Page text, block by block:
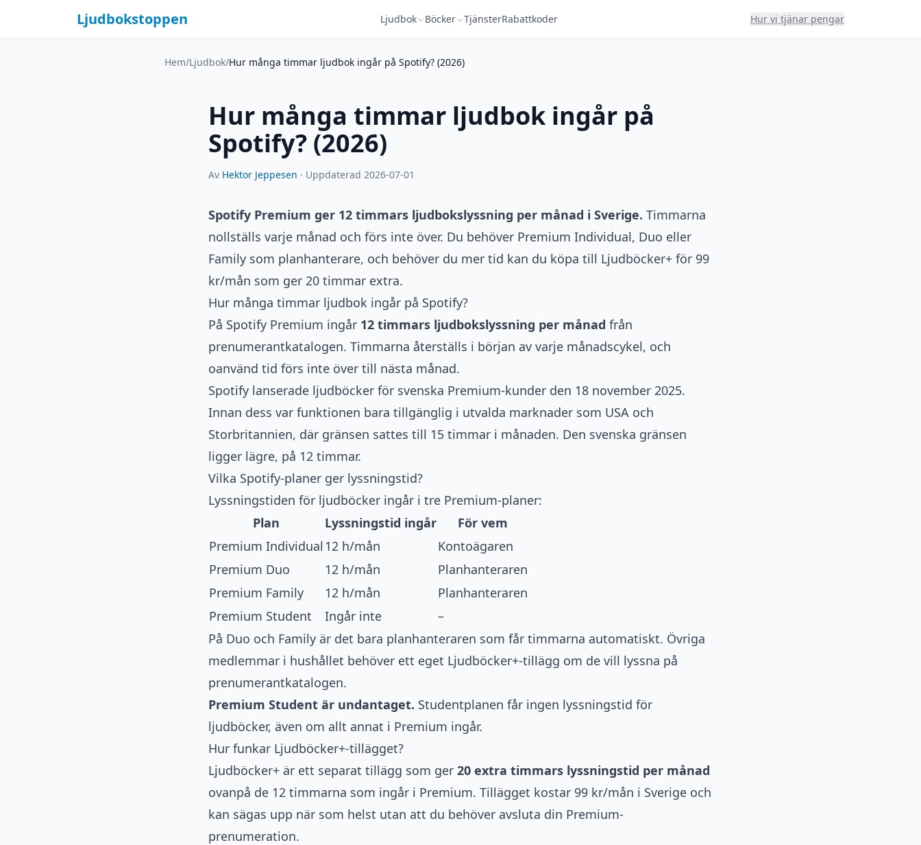
Ljudbokstoppen Ljudbok Böcker TjänsterRabattkoder Hur vi tjänar pengar
Hem/Ljudbok/Hur många timmar ljudbok ingår på Spotify? (2026)
Hur många timmar ljudbok ingår på
Spotify? (2026)
Av Hektor Jeppesen · Uppdaterad 2026-07-01
Spotify Premium ger 12 timmars ljudbokslyssning per månad i Sverige. Timmarna
nollställs varje månad och förs inte över. Du behöver Premium Individual, Duo eller
Family som planhanterare, och behöver du mer tid kan du köpa till Ljudböcker+ för 99
kr/mån som ger 20 timmar extra.
Hur många timmar ljudbok ingår på Spotify?
På Spotify Premium ingår 12 timmars ljudbokslyssning per månad från
prenumerantkatalogen. Timmarna återställs i början av varje månadscykel, och
oanvänd tid förs inte över till nästa månad.
Spotify lanserade ljudböcker för svenska Premium-kunder den 18 november 2025.
Innan dess var funktionen bara tillgänglig i utvalda marknader som USA och
Storbritannien, där gränsen sattes till 15 timmar i månaden. Den svenska gränsen
ligger lägre, på 12 timmar.
Vilka Spotify-planer ger lyssningstid?
Lyssningstiden för ljudböcker ingår i tre Premium-planer:
Plan
Lyssningstid ingår
För vem
Premium Individual 12 h/mån
Kontoägaren
Premium Duo
12 h/mån
Planhanteraren
Premium Family
12 h/mån
Planhanteraren
Premium Student
Ingår inte
–
På Duo och Family är det bara planhanteraren som får timmarna automatiskt. Övriga
medlemmar i hushållet behöver ett eget Ljudböcker+-tillägg om de vill lyssna på
prenumerantkatalogen.
Premium Student är undantaget. Studentplanen får ingen lyssningstid för
ljudböcker, även om allt annat i Premium ingår.
Hur funkar Ljudböcker+-tillägget?
Ljudböcker+ är ett separat tillägg som ger 20 extra timmars lyssningstid per månad
ovanpå de 12 timmarna som ingår i Premium. Tillägget kostar 99 kr/mån i Sverige och
kan sägas upp när som helst utan att du behöver avsluta din Premium-
prenumeration.